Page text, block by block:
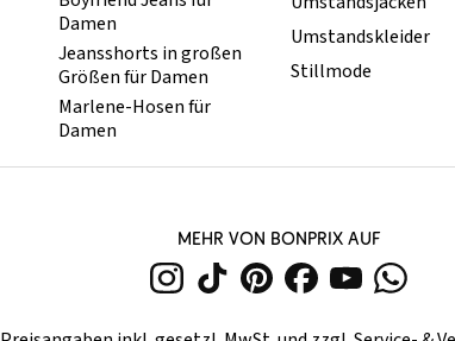
Damen
Jeansshorts in großen
Größen für Damen
Marlene-Hosen für
Damen
Umstandskleider
Stillmode
MEHR VON BONPRIX AUF